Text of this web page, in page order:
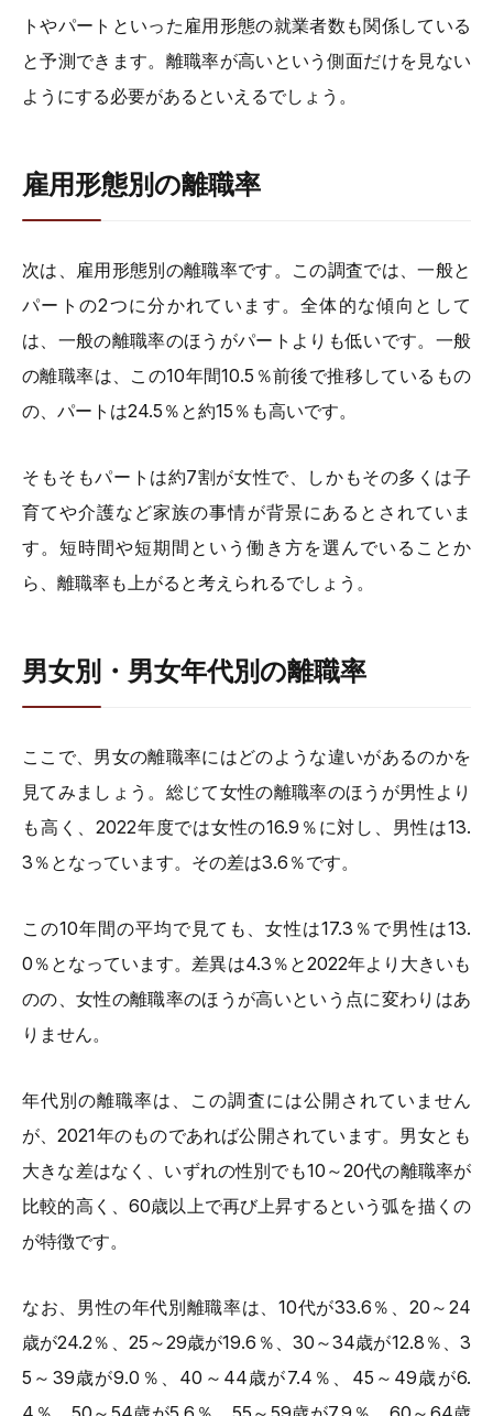
トやパートといった雇用形態の就業者数も関係している
と予測できます。離職率が高いという側面だけを見ない
ようにする必要があるといえるでしょう。
雇用形態別の離職率
次は、雇用形態別の離職率です。この調査では、一般と
パートの2つに分かれています。全体的な傾向として
は、一般の離職率のほうがパートよりも低いです。一般
の離職率は、この10年間10.5％前後で推移しているもの
の、パートは24.5％と約15％も高いです。
そもそもパートは約7割が女性で、しかもその多くは子
育てや介護など家族の事情が背景にあるとされていま
す。短時間や短期間という働き方を選んでいることか
ら、離職率も上がると考えられるでしょう。
男女別・男女年代別の離職率
ここで、男女の離職率にはどのような違いがあるのかを
見てみましょう。総じて女性の離職率のほうが男性より
も高く、2022年度では女性の16.9％に対し、男性は13.
3％となっています。その差は3.6％です。
この10年間の平均で見ても、女性は17.3％で男性は13.
0％となっています。差異は4.3％と2022年より大きいも
のの、女性の離職率のほうが高いという点に変わりはあ
りません。
年代別の離職率は、この調査には公開されていません
が、2021年のものであれば公開されています。男女とも
大きな差はなく、いずれの性別でも10～20代の離職率が
比較的高く、60歳以上で再び上昇するという弧を描くの
が特徴です。
なお、男性の年代別離職率は、10代が33.6％、20～24
歳が24.2％、25～29歳が19.6％、30～34歳が12.8％、3
5～39歳が9.0％、40～44歳が7.4％、45～49歳が6.